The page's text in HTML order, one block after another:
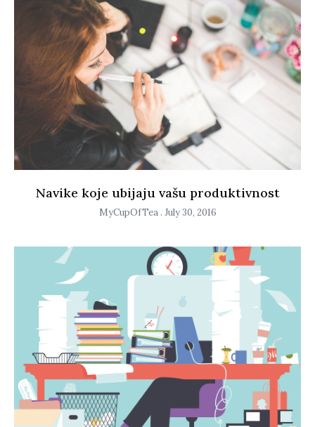
Navike koje ubijaju vašu produktivnost
MyCupOfTea July 30, 2016